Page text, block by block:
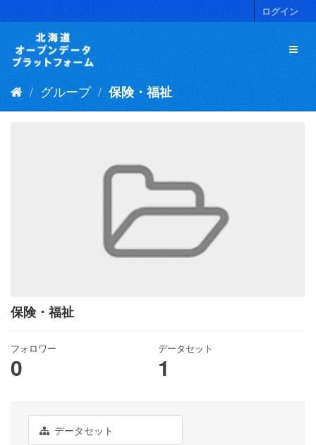
キ
ログイン
グループ 保険・福祉
保険・福祉
フォロワー
0
データセット
1
データセット